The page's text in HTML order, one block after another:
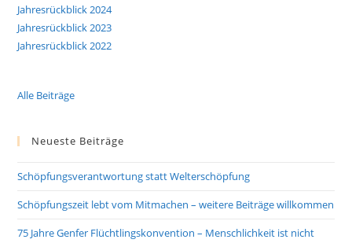
Jahresrückblick 2024
Jahresrückblick 2023
Jahresrückblick 2022
Alle Beiträge
Neueste Beiträge
Schöpfungsverantwortung statt Welterschöpfung
Schöpfungszeit lebt vom Mitmachen – weitere Beiträge willkommen
75 Jahre Genfer Flüchtlingskonvention – Menschlichkeit ist nicht